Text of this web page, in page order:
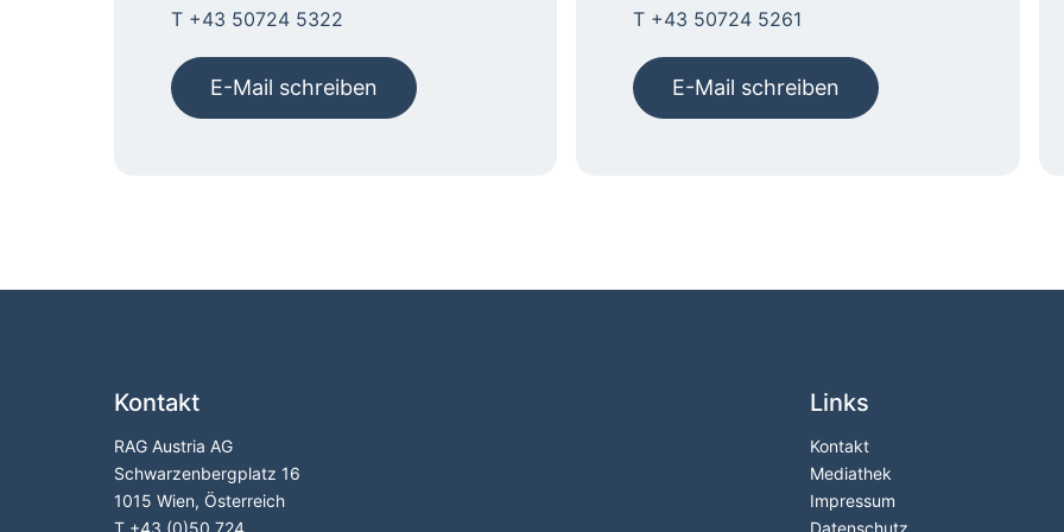
T +43 50724 5322
E-Mail schreiben
T +43 50724 5261
E-Mail schreiben
Kontakt
RAG Austria AG
Schwarzenbergplatz 16
1015 Wien, Österreich
Links
Kontakt
Mediathek
Impressum